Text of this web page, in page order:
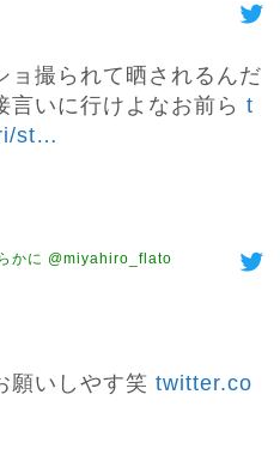
ョ撮られて晒されるんだ
言いに行けよなお前ら t
st…
かに @miyahiro_flato
願いしやす笑 twitter.co